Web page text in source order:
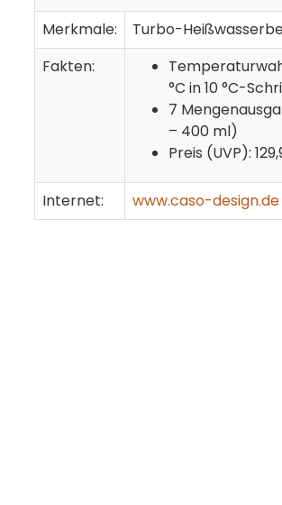
Merkmale:
Turbo-
Fakten:
°C in 10 °C-
7
– 400 ml)
Preis (UVP):
Internet: www.caso-design.de